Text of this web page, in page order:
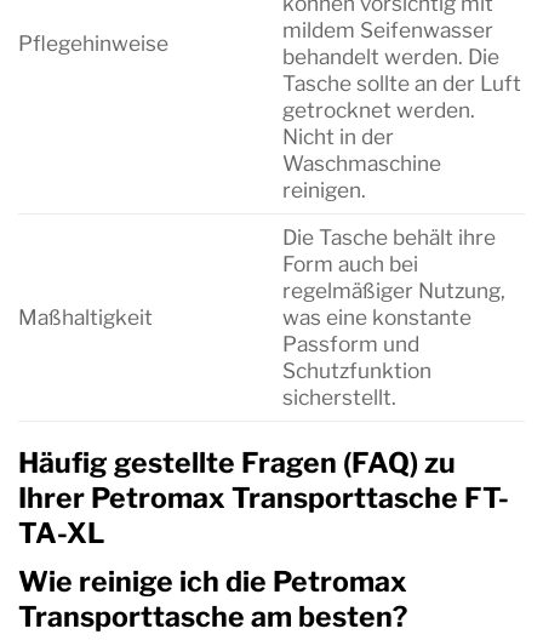
Pflegehinweise
mildem Seifenwasser
behandelt werden. Die
Tasche sollte an der Luft
getrocknet werden.
Nicht in der
Waschmaschine
reinigen.
Maßhaltigkeit
Die Tasche behält ihre
Form auch bei
regelmäßiger Nutzung,
was eine konstante
Passform und
Schutzfunktion
sicherstellt.
Häufig gestellte Fragen (FAQ) zu
Ihrer Petromax Transporttasche FT-
TA-XL
Wie reinige ich die Petromax
Transporttasche am besten?